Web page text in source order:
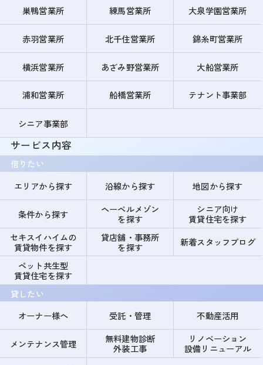
巣鴨営業所 練馬営業所 大泉学園営業所
赤羽営業所 北千住営業所 錦糸町営業所
横浜営業所 あざみ野営業所 大船営業所
浦和営業所 船橋営業所 テナント事業部
シニア事業部
サービス内容
借りたい
エリアから探す
沿線から探す 地図から探す
条件から探す
ヘーベルメゾン
を探す
シニア向け
賃貸住宅を探す
セキスイハイムの
賃貸物件を探す
貸店舗・事務所
を探す
新着スタッフブログ
ペット共生型
賃貸住宅を探す
貸したい
オーナー様へ
受託・管理 不動産活用
メンテナンス管理
無料建物診断
外装工事
リノベーション
設備リニューアル